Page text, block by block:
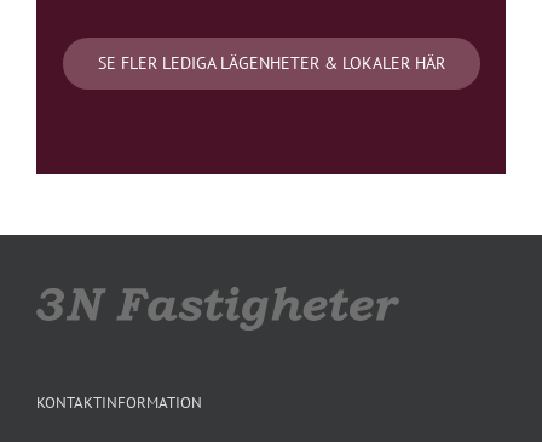
SE FLER LEDIGA LÄGENHETER & LOKALER HÄR
KONTAKTINFORMATION